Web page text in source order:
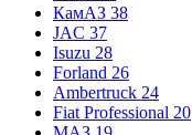
КамАЗ 38
JAC 37
Isuzu 28
Forland 26
Ambertruck 24
Fiat Professional 20